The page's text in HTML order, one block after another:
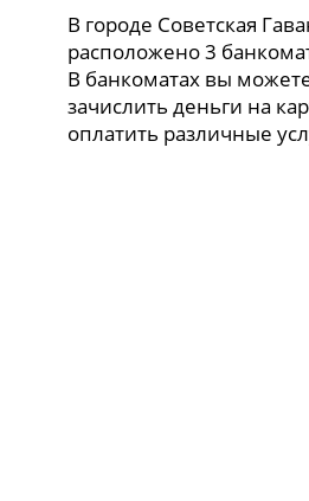
В городе Советская
расположено 3
В банкоматах вы
зачислить деньги на
оплатить различные